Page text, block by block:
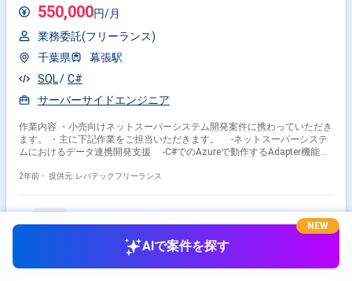
550,000円/月
業務委託(フリーランス)
千葉県
幕張駅
SQL
C#
サーバーサイドエンジニア
作業内容 ・小売向けネットスーパーシステム開発案件に携わっていただき
ます。 ・主に下記作業をご担当いただきます。 -ネットスーパーシステ
ムにおけるデータ連携開発支援 -C#でのAzureで動作するAdapter機能の
2年前・ 提供元: レバテックフリーランス
AIで案件を探す
NEW